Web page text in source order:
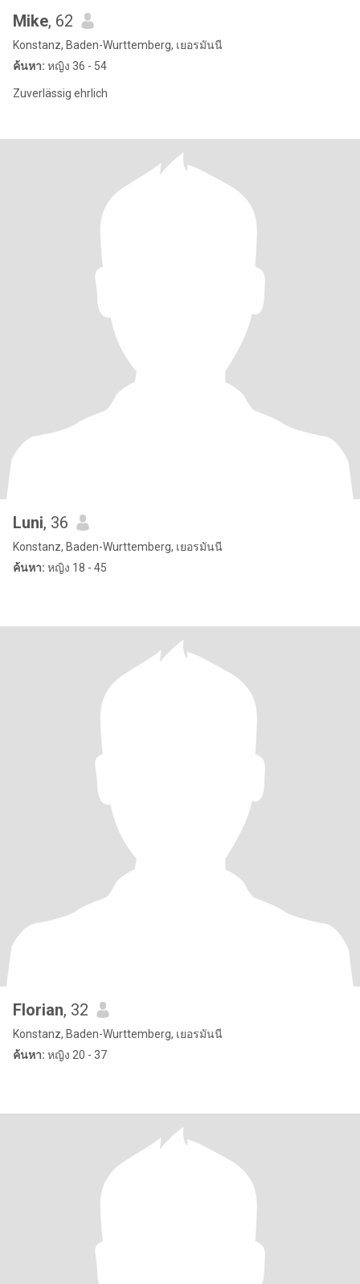
Mike, 62
Konstanz, Baden-Wurttemberg, เยอรมันนี
ค้นหา: หญิง 36 - 54
Zuverlässig ehrlich
Luni, 36
Konstanz, Baden-Wurttemberg, เยอรมันนี
ค้นหา: หญิง 18 - 45
Florian, 32
Konstanz, Baden-Wurttemberg, เยอรมันนี
ค้นหา: หญิง 20 - 37